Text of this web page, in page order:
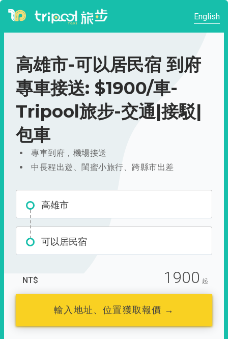
English
高雄市-可以居民宿 到府
專車接送: $1900/車-
Tripool旅步-交通|接駁|
包車
專車到府，機場接送
中長程出遊、閨蜜小旅行、跨縣市出差
高雄市
可以居民宿
NT$ 1900 起
輸入地址、位置獲取報價 →